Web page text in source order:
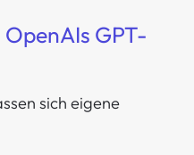
GPT-
sich eigene